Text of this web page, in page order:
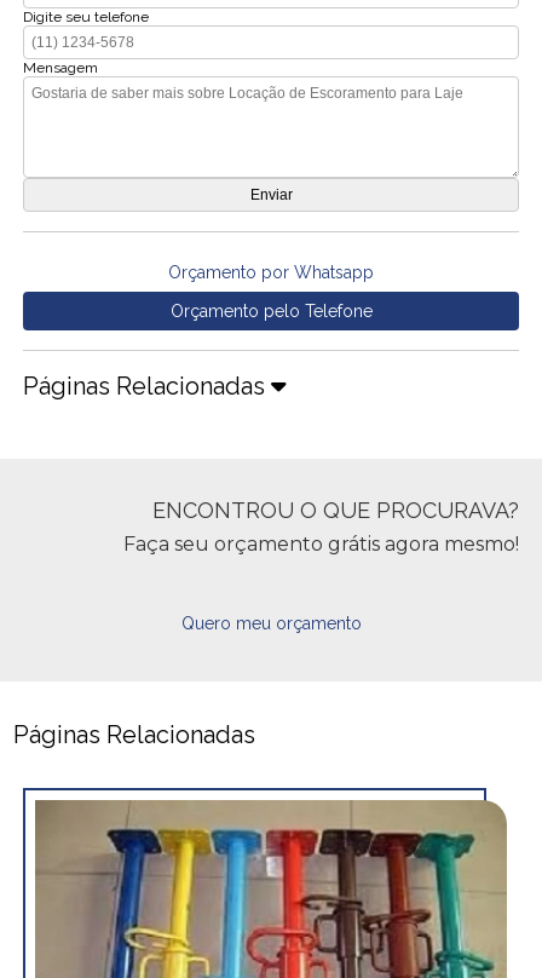
Digite seu telefone
Mensagem
Orçamento por Whatsapp
Orçamento pelo Telefone
Páginas Relacionadas
ENCONTROU O QUE PROCURAVA?
Faça seu orçamento grátis agora mesmo!
Quero meu orçamento
Páginas Relacionadas